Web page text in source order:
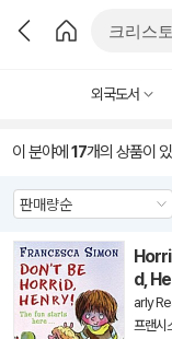
외국도서
이 분야에 17개의 상품이
d,
arly
프랜시